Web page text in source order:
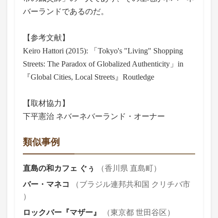
バーランドであるのだ。
【参考文献】
Keiro Hattori (2015): 「Tokyo's "Living" Shopping
Streets: The Paradox of Globalized Authenticity」in
『Global Cities, Local Streets』Routledge
【取材協力】
下平憲治 ネバーネバーランド・オーナー
類似事例
直島の和カフェ ぐぅ
（香川県 直島町）
バー・マネコ
（ブラジル連邦共和国 クリチバ市
）
ロックバー『マザー』
（東京都 世田谷区）